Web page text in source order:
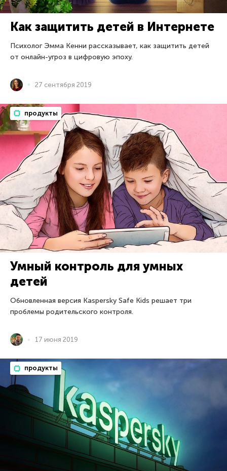
Как защитить детей в Интернете
Психолог Эмма Кенни рассказывает, как защитить детей
от онлайн-угроз в цифровую эпоху.
27 сентября 2019
продукты
Умный контроль для умных
детей
Обновленная версия Kaspersky Safe Kids решает три
проблемы родительского контроля.
17 июня 2019
продукты